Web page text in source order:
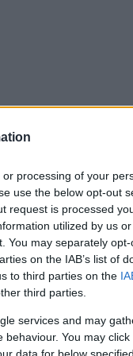
processing of your
use the below opt-out
request is processed
utilized by us
You may separately
on the IAB’s list of
to third parties on the
third parties.
services and may
You may
data for below